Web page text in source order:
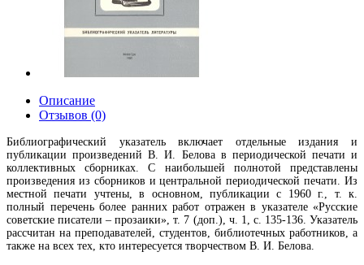
Описание
Отзывов (0)
Библиографический указатель включает отдельные издания и
публикации произведений В. И. Белова в периодической печати и
коллективных сборниках. С наибольшей полнотой представлены
произведения из сборников и центральной периодической печати. Из
местной печати учтены, в основном, публикации с 1960 г., т. к.
полный перечень более ранних работ отражен в указателе «Русские
советские писатели – прозаики», т. 7 (доп.), ч. 1, с. 135-136. Указатель
рассчитан на преподавателей, студентов, библиотечных работников, а
также на всех тех, кто интересуется творчеством В. И. Белова.